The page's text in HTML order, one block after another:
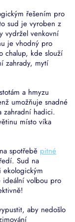
řešením pro
sud je vyroben z
vydržel venkovní
je vhodný pro
chalup, kde slouží
zahrady, mytí
a hmyzu
umožňuje snadné
zahradní hadici.
místo víka
spotřebě pitné
Sud na
ideální volbou pro
aby nedošlo